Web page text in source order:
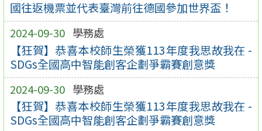
國往返機票並代表臺灣前往德國參加世界盃！
2024-09-30 學務處
【狂賀】恭喜本校師生榮獲113年度我思故我在 -
SDGs全國高中智能創客企劃爭霸賽創意獎
2024-09-30 學務處
【狂賀】恭喜本校師生榮獲113年度我思故我在 -
SDGs全國高中智能創客企劃爭霸賽創意獎